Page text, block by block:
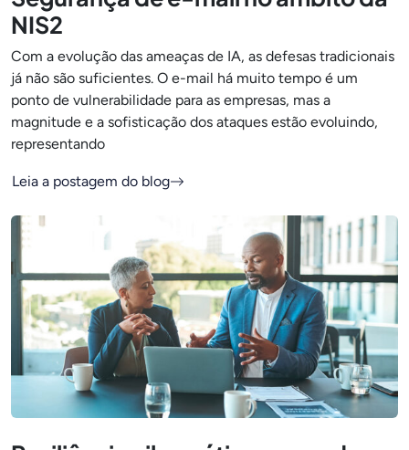
NIS2
Com a evolução das ameaças de IA, as defesas tradicionais
já não são suficientes. O e-mail há muito tempo é um
ponto de vulnerabilidade para as empresas, mas a
magnitude e a sofisticação dos ataques estão evoluindo,
representando
Leia a postagem do blog